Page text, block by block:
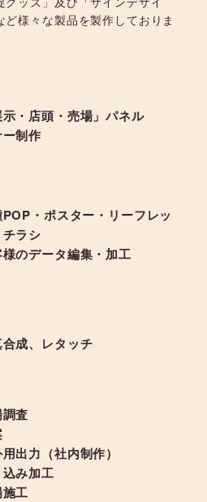
様々な製品を製作しておりま
示・店頭・売場」パネル
制作
・ポスター・リーフレッ
チラシ
様のデータ編集・加工
成、レタッチ
査
出力（社内制作）
み加工
工